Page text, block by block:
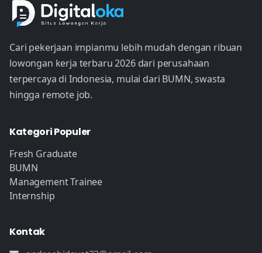
Cari pekerjaan impianmu lebih mudah dengan ribuan
lowongan kerja terbaru 2026 dari perusahaan
terpercaya di Indonesia, mulai dari BUMN, swasta
hingga remote job.
Kategori Populer
Fresh Graduate
BUMN
Management Trainee
Internship
Kontak